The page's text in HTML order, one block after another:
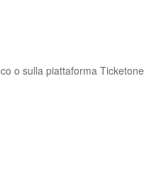
o sulla piattaforma Ticketone